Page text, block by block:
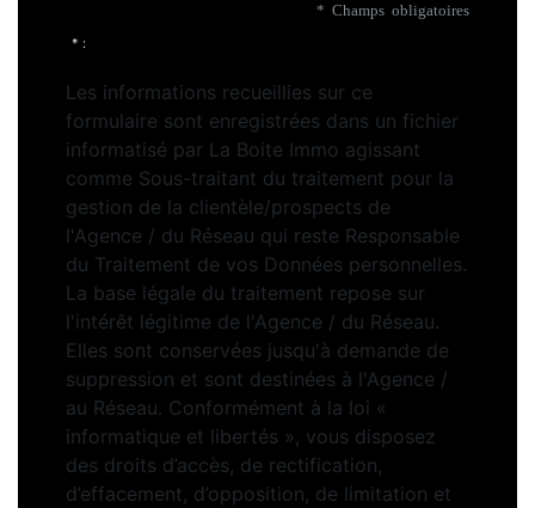
* Champs obligatoires
* :
Les informations recueillies sur ce
formulaire sont enregistrées dans un fichier
informatisé par La Boite Immo agissant
comme Sous-traitant du traitement pour la
gestion de la clientèle/prospects de
l'Agence / du Réseau qui reste Responsable
du Traitement de vos Données personnelles.
La base légale du traitement repose sur
l'intérêt légitime de l'Agence / du Réseau.
Elles sont conservées jusqu'à demande de
suppression et sont destinées à l'Agence /
au Réseau. Conformément à la loi «
informatique et libertés », vous disposez
des droits d’accès, de rectification,
d’effacement, d’opposition, de limitation et